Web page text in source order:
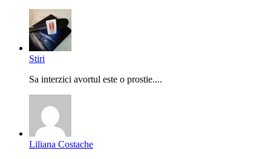
Stiri
Sa interzici avortul este o prostie....
Liliana Costache